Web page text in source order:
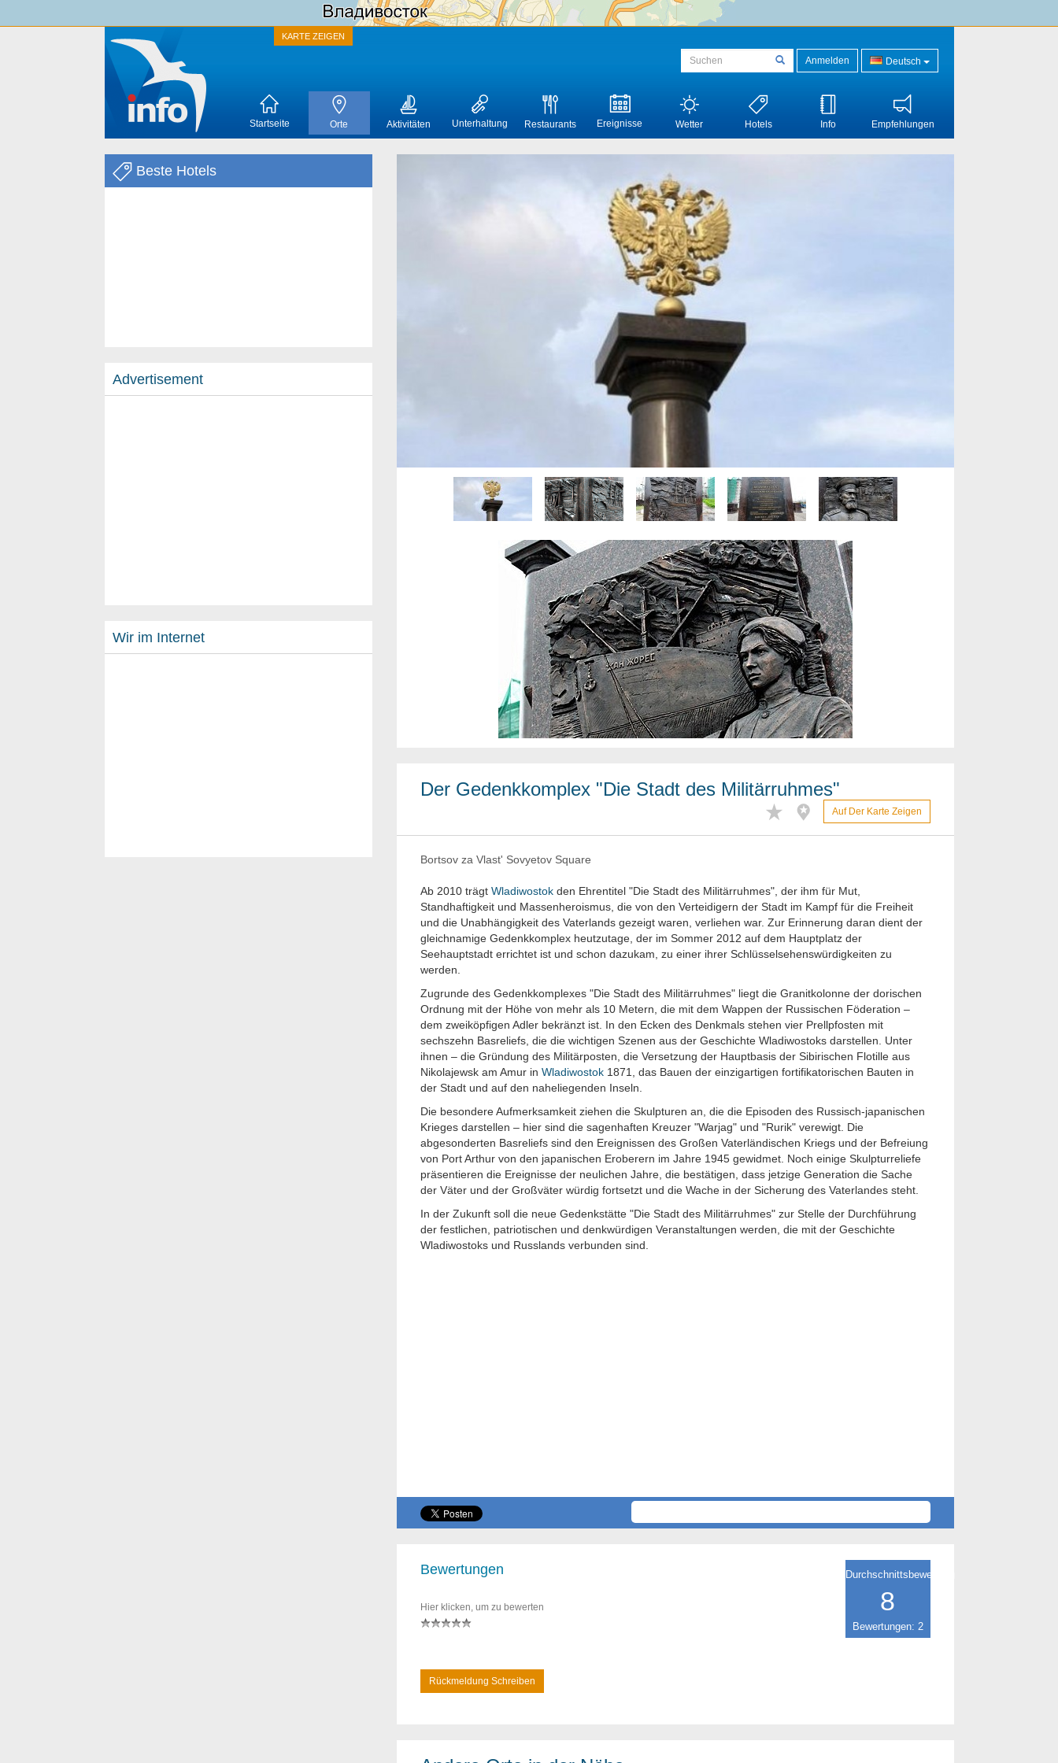
KARTE ZEIGEN
Anmelden Deutsch
Startseite Orte Aktivitäten Unterhaltung Restaurants Ereignisse Wetter Hotels Info Empfehlungen
Beste Hotels
Advertisement
Wir im Internet
Der Gedenkkomplex "Die Stadt des Militärruhmes"
Auf Der Karte Zeigen
Bortsov za Vlast' Sovyetov Square
Ab 2010 trägt Wladiwostokden Ehrentitel "Die Stadt des Militärruhmes", der ihm für Mut,
Standhaftigkeit und Massenheroismus, die von den Verteidigern der Stadt im Kampf für die Freiheit
und die Unabhängigkeit des Vaterlands gezeigt waren, verliehen war. Zur Erinnerung daran dient der
gleichnamige Gedenkkomplex heutzutage, der im Sommer 2012 auf dem Hauptplatz der
Seehauptstadt errichtet ist und schon dazukam, zu einer ihrer Schlüsselsehenswürdigkeiten zu
werden.
Zugrunde des Gedenkkomplexes "Die Stadt des Militärruhmes" liegt die Granitkolonne der dorischen
Ordnung mit der Höhe von mehr als 10 Metern, die mit dem Wappen der Russischen Föderation –
dem zweiköpfigen Adler bekränzt ist. In den Ecken des Denkmals stehen vier Prellpfosten mit
sechszehn Basreliefs, die die wichtigen Szenen aus der Geschichte Wladiwostoks darstellen. Unter
ihnen – die Gründung des Militärposten, die Versetzung der Hauptbasis der Sibirischen Flotille aus
Nikolajewsk am Amur in Wladiwostok1871, das Bauen der einzigartigen fortifikatorischen Bauten in
der Stadt und auf den naheliegenden Inseln.
Die besondere Aufmerksamkeit ziehen die Skulpturen an, die die Episoden des Russisch-japanischen
Krieges darstellen – hier sind die sagenhaften Kreuzer "Warjag" und "Rurik" verewigt. Die
abgesonderten Basreliefs sind den Ereignissen des Großen Vaterländischen Kriegs und der Befreiung
von Port Arthur von den japanischen Eroberern im Jahre 1945 gewidmet. Noch einige Skulpturreliefe
präsentieren die Ereignisse der neulichen Jahre, die bestätigen, dass jetzige Generation die Sache
der Väter und der Großväter würdig fortsetzt und die Wache in der Sicherung des Vaterlandes steht.
In der Zukunft soll die neue Gedenkstätte "Die Stadt des Militärruhmes" zur Stelle der Durchführung
der festlichen, patriotischen und denkwürdigen Veranstaltungen werden, die mit der Geschichte
Wladiwostoks und Russlands verbunden sind.
Durchschnittsbewertung
8
Bewertungen: 2
Bewertungen
Hier klicken, um zu bewerten
Rückmeldung Schreiben